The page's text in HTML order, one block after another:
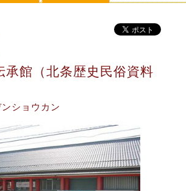
承館（北条歴史民俗資料
ショウカン